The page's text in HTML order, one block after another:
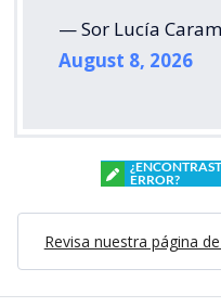
— Sor Lucía
August 8, 2026
ERROR?
Revisa nuestra página